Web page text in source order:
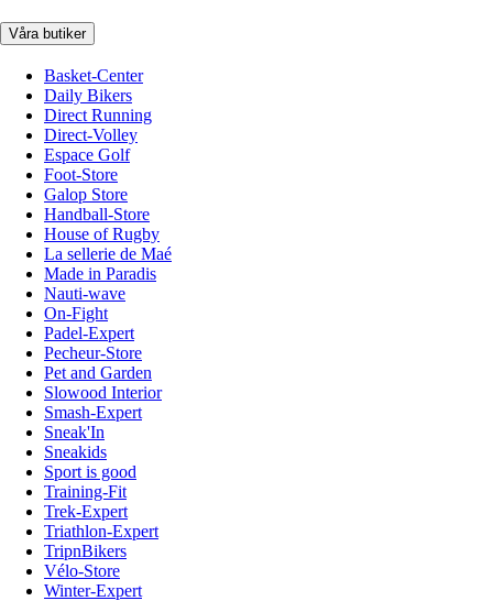
Våra butiker
Basket-Center
Daily Bikers
Direct Running
Direct-Volley
Espace Golf
Foot-Store
Galop Store
Handball-Store
House of Rugby
La sellerie de Maé
Made in Paradis
Nauti-wave
On-Fight
Padel-Expert
Pecheur-Store
Pet and Garden
Slowood Interior
Smash-Expert
Sneak'In
Sneakids
Sport is good
Training-Fit
Trek-Expert
Triathlon-Expert
TripnBikers
Vélo-Store
Winter-Expert